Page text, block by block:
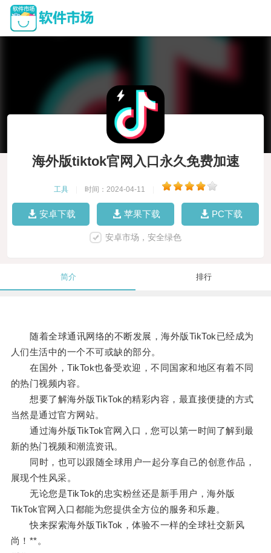
海外版tiktok官网入口永久免费加速
工具 时间：2024-04-11
安卓下载 苹果下载 PC下载
安卓市场，安全绿色
简介 排行
随着全球通讯网络的不断发展，海外版TikTok已经成为
人们生活中的一个不可或缺的部分。
在国外，TikTok也备受欢迎，不同国家和地区有着不同
的热门视频内容。
想要了解海外版TikTok的精彩内容，最直接便捷的方式
当然是通过官方网站。
通过海外版TikTok官网入口，您可以第一时间了解到最
新的热门视频和潮流资讯。
同时，也可以跟随全球用户一起分享自己的创意作品，
展现个性风采。
无论您是TikTok的忠实粉丝还是新手用户，海外版
TikTok官网入口都能为您提供全方位的服务和乐趣。
快来探索海外版TikTok，体验不一样的全球社交新风
尚！**。